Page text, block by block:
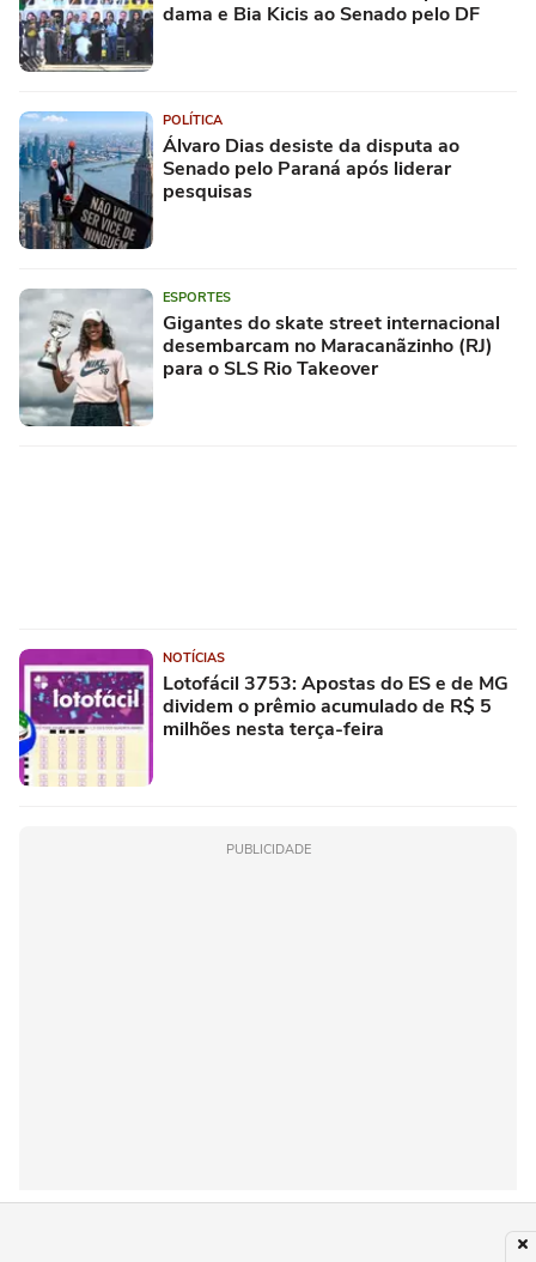
dama e Bia Kicis ao Senado pelo DF
POLÍTICA
Álvaro Dias desiste da disputa ao
Senado pelo Paraná após liderar
pesquisas
ESPORTES
Gigantes do skate street internacional
desembarcam no Maracanãzinho (RJ)
para o SLS Rio Takeover
NOTÍCIAS
Lotofácil 3753: Apostas do ES e de MG
dividem o prêmio acumulado de R$ 5
milhões nesta terça-feira
PUBLICIDADE